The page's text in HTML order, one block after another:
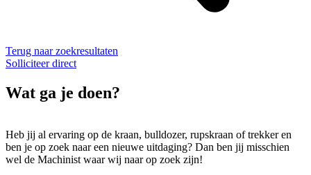
Terug naar zoekresultaten
Solliciteer direct
Wat ga je doen?
Heb jij al ervaring op de kraan, bulldozer, rupskraan of trekker en
ben je op zoek naar een nieuwe uitdaging? Dan ben jij misschien
wel de Machinist waar wij naar op zoek zijn!